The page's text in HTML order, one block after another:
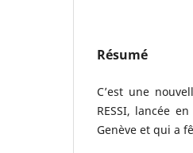
Résumé
C’est une
RESSI, lancée
Genève et qui a